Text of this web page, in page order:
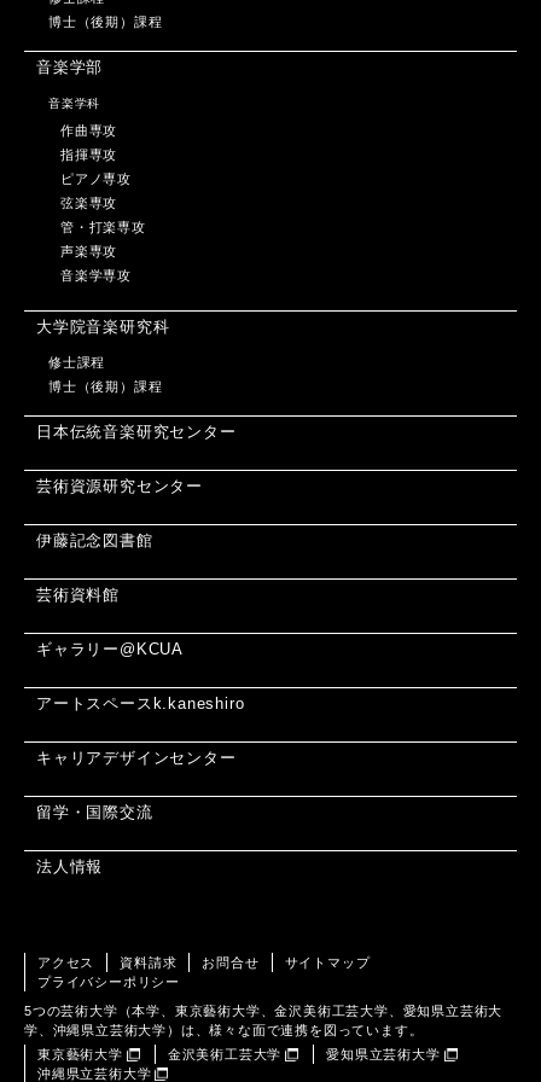
博士（後期）課程
音楽学部
音楽学科
作曲専攻
指揮専攻
ピアノ専攻
弦楽専攻
管・打楽専攻
声楽専攻
音楽学専攻
大学院音楽研究科
修士課程
博士（後期）課程
日本伝統音楽研究センター
芸術資源研究センター
伊藤記念図書館
芸術資料館
ギャラリー@KCUA
アートスペースk.kaneshiro
キャリアデザインセンター
留学・国際交流
法人情報
アクセス 資料請求 お問合せ
サイトマップ
プライバシーポリシー
5つの芸術大学（本学、東京藝術大学、金沢美術工芸大学、愛知県立芸術大
学、沖縄県立芸術大学）は、様々な面で連携を図っています。
東京藝術大学
金沢美術工芸大学
愛知県立芸術大学
沖縄県立芸術大学